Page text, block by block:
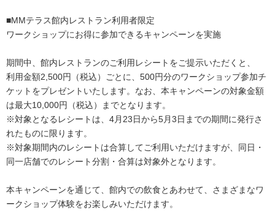
■MMテラス館内レストラン利用者限定
ワークショップにお得に参加できるキャンペーンを実施
期間中、館内レストランのご利用レシートをご提示いただくと、
利用金額2,500円（税込）ごとに、500円分のワークショップ参加チ
ケットをプレゼントいたします。なお、本キャンペーンの対象金額
は最大10,000円（税込）までとなります。
※対象となるレシートは、4月23日から5月3日までの期間に発行さ
れたものに限ります。
※対象期間内のレシートは合算してご利用いただけますが、同日・
同一店舗でのレシート分割・合算は対象外となります。
本キャンペーンを通じて、館内での飲食とあわせて、さまざまなワ
ークショップ体験をお楽しみいただけます。